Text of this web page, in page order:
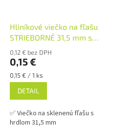
Hliníkové viečko na fľašu
STRIEBORNÉ 31,5 mm s
garančním krúžkom
0,12 € bez DPH
0,15 €
Jednotková
cena:
0,15 € / 1 ks
DETAIL
✅ Viečko na sklenenú fľašu s
hrdlom 31,5 mm